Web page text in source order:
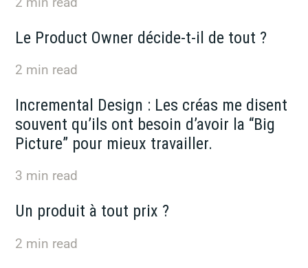
Le Product Owner décide-t-il de tout ?
2 min read
Incremental Design : Les créas me disent
souvent qu’ils ont besoin d’avoir la “Big
Picture” pour mieux travailler.
3 min read
Un produit à tout prix ?
2 min read